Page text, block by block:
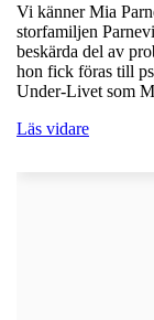
Vi känner Mia
storfamiljen
beskärda del av
hon fick föras till
Under-Livet som
Läs vidare